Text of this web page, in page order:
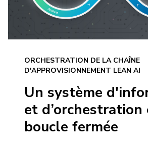
ORCHESTRATION DE LA CHAÎNE
D'APPROVISIONNEMENT LEAN AI
Un système
et d’orchestration
boucle fermée